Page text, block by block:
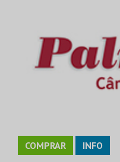
COMPRAR INFO